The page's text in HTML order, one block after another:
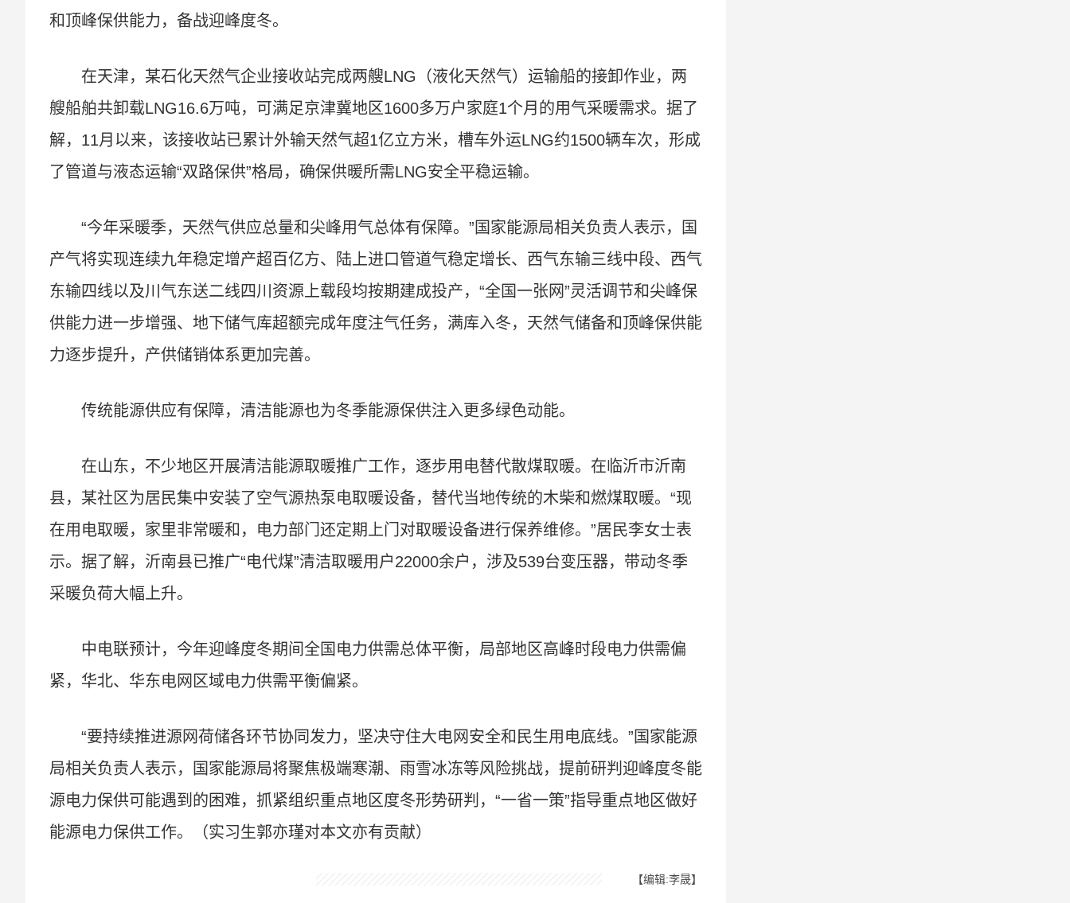
和顶峰保供能力，备战迎峰度冬。
在天津，某石化天然气企业接收站完成两艘LNG（液化天然气）运输船的接卸作业，两
艘船舶共卸载LNG16.6万吨，可满足京津冀地区1600多万户家庭1个月的用气采暖需求。据了
解，11月以来，该接收站已累计外输天然气超1亿立方米，槽车外运LNG约1500辆车次，形成
了管道与液态运输“双路保供”格局，确保供暖所需LNG安全平稳运输。
“今年采暖季，天然气供应总量和尖峰用气总体有保障。”国家能源局相关负责人表示，国
产气将实现连续九年稳定增产超百亿方、陆上进口管道气稳定增长、西气东输三线中段、西气
东输四线以及川气东送二线四川资源上载段均按期建成投产，“全国一张网”灵活调节和尖峰保
供能力进一步增强、地下储气库超额完成年度注气任务，满库入冬，天然气储备和顶峰保供能
力逐步提升，产供储销体系更加完善。
传统能源供应有保障，清洁能源也为冬季能源保供注入更多绿色动能。
在山东，不少地区开展清洁能源取暖推广工作，逐步用电替代散煤取暖。在临沂市沂南
县，某社区为居民集中安装了空气源热泵电取暖设备，替代当地传统的木柴和燃煤取暖。“现
在用电取暖，家里非常暖和，电力部门还定期上门对取暖设备进行保养维修。”居民李女士表
示。据了解，沂南县已推广“电代煤”清洁取暖用户22000余户，涉及539台变压器，带动冬季
采暖负荷大幅上升。
中电联预计，今年迎峰度冬期间全国电力供需总体平衡，局部地区高峰时段电力供需偏
紧，华北、华东电网区域电力供需平衡偏紧。
“要持续推进源网荷储各环节协同发力，坚决守住大电网安全和民生用电底线。”国家能源
局相关负责人表示，国家能源局将聚焦极端寒潮、雨雪冰冻等风险挑战，提前研判迎峰度冬能
源电力保供可能遇到的困难，抓紧组织重点地区度冬形势研判，“一省一策”指导重点地区做好
能源电力保供工作。（实习生郭亦瑾对本文亦有贡献）
【编辑:李晟】